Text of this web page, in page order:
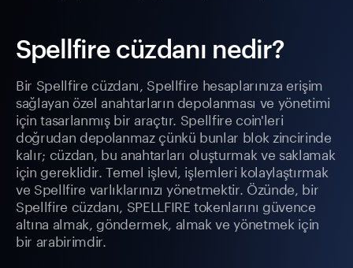
Spellfire cüzdanı nedir?
Bir Spellfire cüzdanı, Spellfire hesaplarınıza erişim
sağlayan özel anahtarların depolanması ve yönetimi
için tasarlanmış bir araçtır. Spellfire coin'leri
doğrudan depolanmaz çünkü bunlar blok zincirinde
kalır; cüzdan, bu anahtarları oluşturmak ve saklamak
için gereklidir. Temel işlevi, işlemleri kolaylaştırmak
ve Spellfire varlıklarınızı yönetmektir. Özünde, bir
Spellfire cüzdanı, SPELLFIRE tokenlarını güvence
altına almak, göndermek, almak ve yönetmek için
bir arabirimdir.